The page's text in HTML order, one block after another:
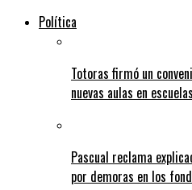
Política
Totoras firmó un
nuevas aulas en
Pascual reclama
por demoras en los